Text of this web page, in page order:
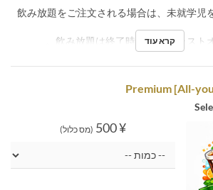
＊ 飲み放題をご注文される場合は、未就学
קרא עוד
¥ 500 (מס כלול)